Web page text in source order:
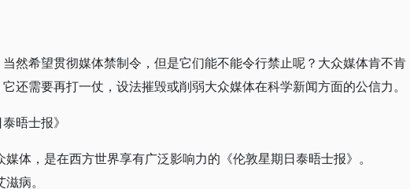
然希望贯彻媒体禁制令，但是它们能不能令行禁止呢？大众媒体肯不肯
还需要再打一仗，设法摧毁或削弱大众媒体在科学新闻方面的公信力。
晤士报》
体，是在西方世界享有广泛影响力的《伦敦星期日泰晤士报》。
病。